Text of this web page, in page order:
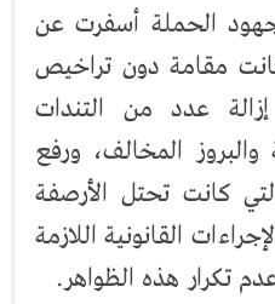
الحملة أسفرت عن
كانت مقامة دون تراخيص
إزالة عدد من التندات
المخالف، ورفع
كانت تحتل الأرصفة
القانونية اللازمة
تكرار هذه الظواهر.